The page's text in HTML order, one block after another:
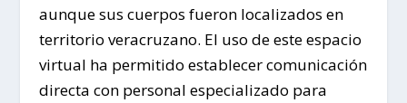
aunque sus cuerpos fueron localizados en
territorio veracruzano. El uso de este espacio
virtual ha permitido establecer comunicación
directa con personal especializado para